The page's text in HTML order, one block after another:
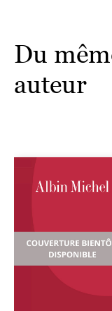
Du
auteur